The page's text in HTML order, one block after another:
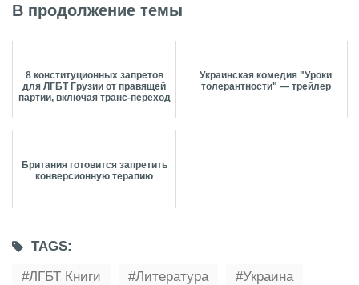
В продолжение темы
8 конституционных запретов
для ЛГБТ Грузии от правящей
партии, включая транс-переход
Украинская комедия "Уроки
толерантности" — трейлер
Британия готовится запретить
конверсионную терапию
TAGS:
ЛГБТ Книги
Литература Украина